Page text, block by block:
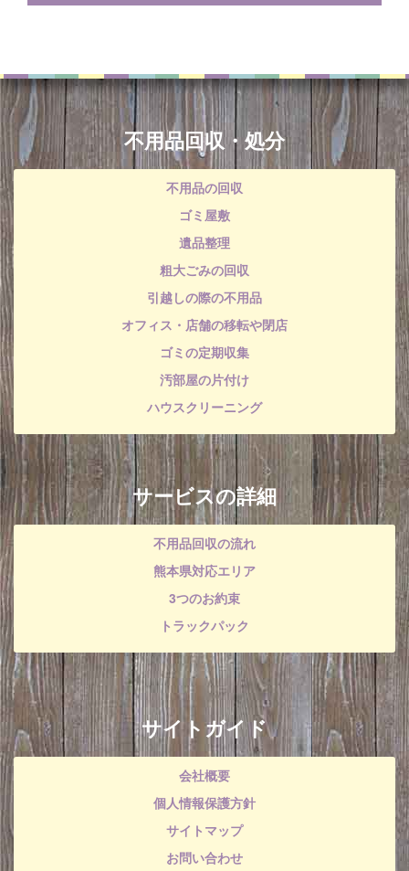
不用品回収・処分
不用品の回収
ゴミ屋敷
遺品整理
粗大ごみの回収
引越しの際の不用品
オフィス・店舗の移転や閉店
ゴミの定期収集
汚部屋の片付け
ハウスクリーニング
サービスの詳細
不用品回収の流れ
熊本県対応エリア
3つのお約束
トラックパック
サイトガイド
会社概要
個人情報保護方針
サイトマップ
お問い合わせ